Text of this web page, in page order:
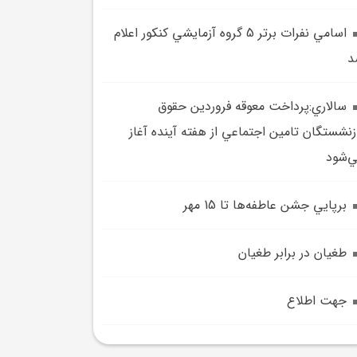
اسامي نفرات برتر 5 گروه آزمايشي کنکور اعلام
سالاري:پرداخت معوقه فروردين حقوق
تامين اجتماعي از هفته آينده آغاز
برپايي جشن عاطفه‌ها تا 15 مهر
طغيان در برابر طغيان
جهت اطلاع